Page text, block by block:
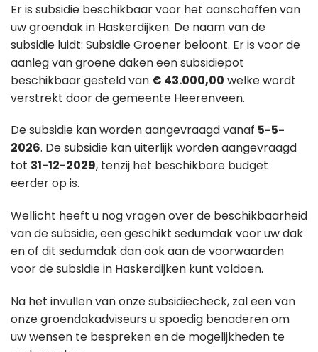
Er is subsidie beschikbaar voor het aanschaffen van
uw groendak in Haskerdijken. De naam van de
subsidie luidt: Subsidie Groener beloont. Er is voor de
aanleg van groene daken een subsidiepot
beschikbaar gesteld van € 43.000,00 welke wordt
verstrekt door de gemeente Heerenveen.
De subsidie kan worden aangevraagd vanaf 5-5-
2026. De subsidie kan uiterlijk worden aangevraagd
tot 31-12-2029, tenzij het beschikbare budget
eerder op is.
Wellicht heeft u nog vragen over de beschikbaarheid
van de subsidie, een geschikt sedumdak voor uw dak
en of dit sedumdak dan ook aan de voorwaarden
voor de subsidie in Haskerdijken kunt voldoen.
Na het invullen van onze subsidiecheck, zal een van
onze groendakadviseurs u spoedig benaderen om
uw wensen te bespreken en de mogelijkheden te